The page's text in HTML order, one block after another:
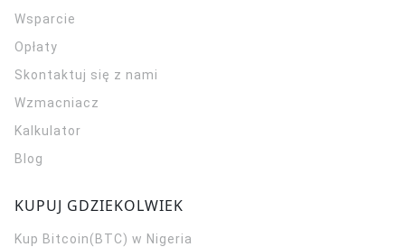
Wsparcie
Opłaty
Skontaktuj się z nami
Wzmacniacz
Kalkulator
Blog
KUPUJ GDZIEKOLWIEK
Kup Bitcoin(BTC) w Nigeria